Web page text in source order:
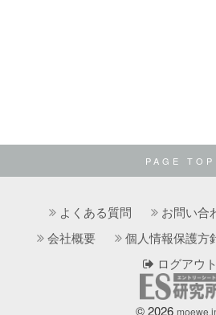
PAGE TOP
よくある質問 お問い合
会社概要
個人情報保護方
ログアウト
© 2026